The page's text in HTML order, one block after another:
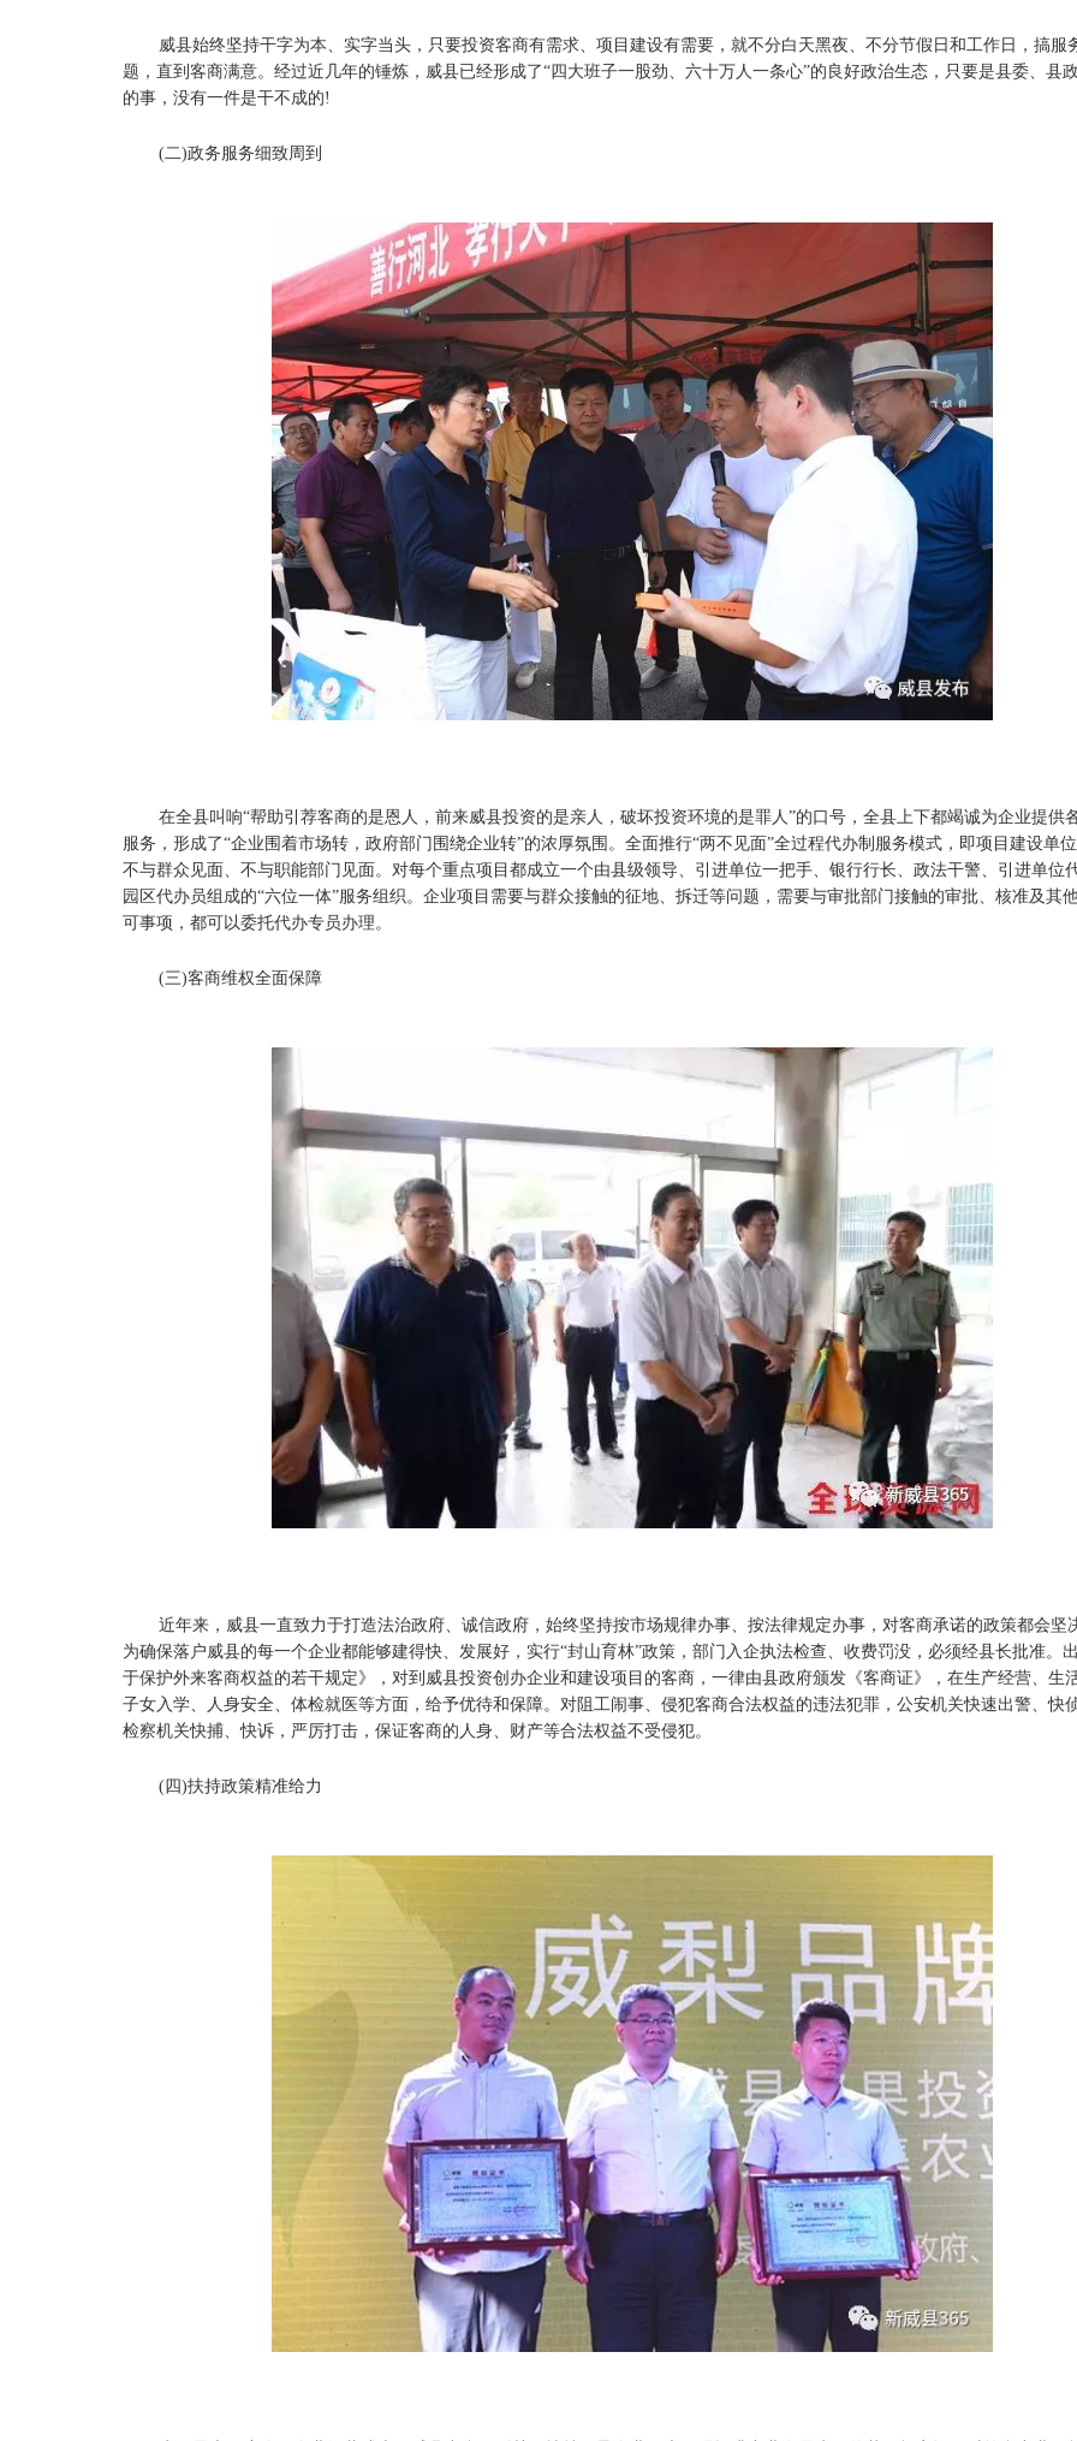
威县始终坚持干字为本、实字当头，只要投资客商有需求、项目建设有需要，就不分白天黑夜、不分节假日和工作日，搞服
题，直到客商满意。经过近几年的锤炼，威县已经形成了“四大班子一股劲、六十万人一条心”的良好政治生态，只要是县委、县
的事，没有一件是干不成的!
(二)政务服务细致周到
在全县叫响“帮助引荐客商的是恩人，前来威县投资的是亲人，破坏投资环境的是罪人”的口号，全县上下都竭诚为企业提供
服务，形成了“企业围着市场转，政府部门围绕企业转”的浓厚氛围。全面推行“两不见面”全过程代办制服务模式，即项目建设单
不与群众见面、不与职能部门见面。对每个重点项目都成立一个由县级领导、引进单位一把手、银行行长、政法干警、引进单位
园区代办员组成的“六位一体”服务组织。企业项目需要与群众接触的征地、拆迁等问题，需要与审批部门接触的审批、核准及其
可事项，都可以委托代办专员办理。
(三)客商维权全面保障
近年来，威县一直致力于打造法治政府、诚信政府，始终坚持按市场规律办事、按法律规定办事，对客商承诺的政策都会坚
为确保落户威县的每一个企业都能够建得快、发展好，实行“封山育林”政策，部门入企执法检查、收费罚没，必须经县长批准。
于保护外来客商权益的若干规定》，对到威县投资创办企业和建设项目的客商，一律由县政府颁发《客商证》，在生产经营、生
子女入学、人身安全、体检就医等方面，给予优待和保障。对阻工闹事、侵犯客商合法权益的违法犯罪，公安机关快速出警、快
检察机关快捕、快诉，严厉打击，保证客商的人身、财产等合法权益不受侵犯。
(四)扶持政策精准给力